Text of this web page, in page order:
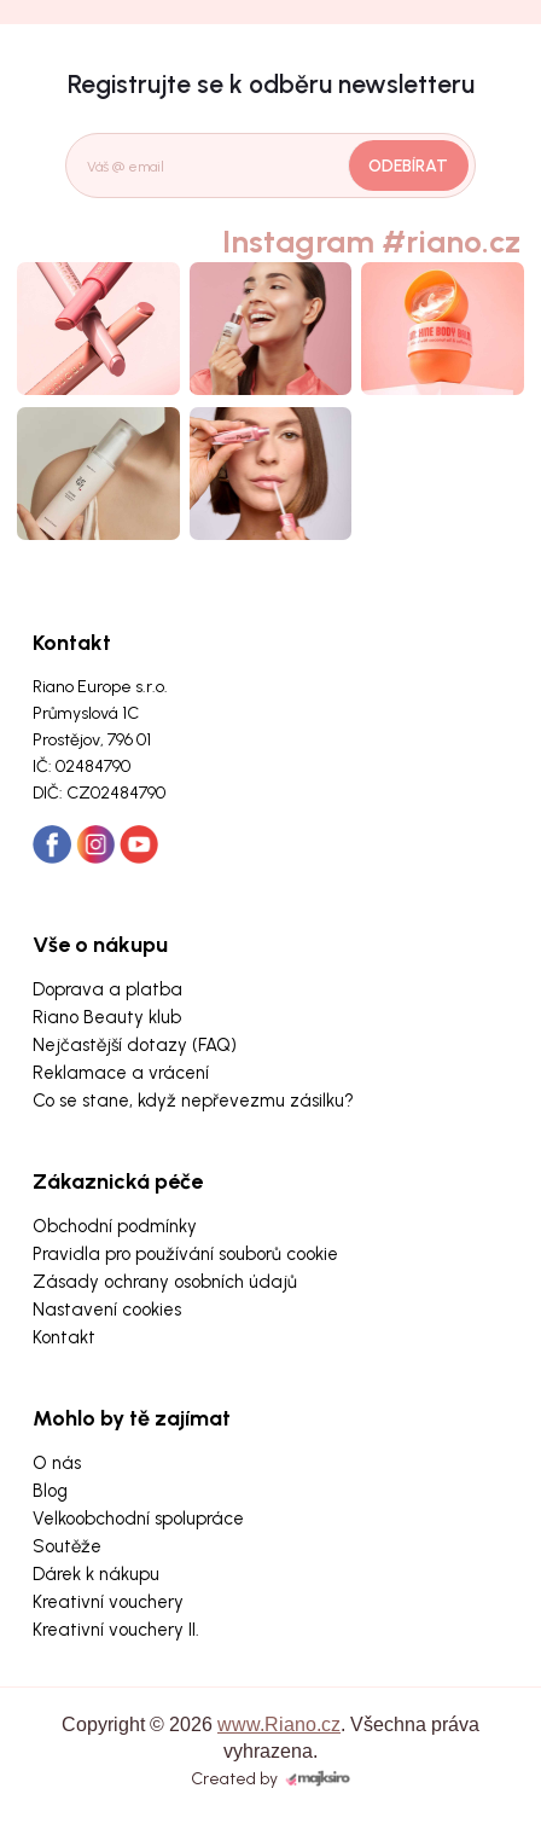
Registrujte se k odběru newsletteru
ODEBÍRAT
Instagram #riano.cz
Kontakt
Riano Europe s.r.o.
Průmyslová 1C
Prostějov, 796 01
IČ: 02484790
DIČ: CZ02484790
Vše o nákupu
Doprava a platba
Riano Beauty klub
Nejčastější dotazy (FAQ)
Reklamace a vrácení
Co se stane, když nepřevezmu zásilku?
Zákaznická péče
Obchodní podmínky
Pravidla pro používání souborů cookie
Zásady ochrany osobních údajů
Nastavení cookies
Kontakt
Mohlo by tě zajímat
O nás
Blog
Velkoobchodní spolupráce
Soutěže
Dárek k nákupu
Kreativní vouchery
Kreativní vouchery II.
Copyright © 2026 www.Riano.cz. Všechna práva
vyhrazena.
Created by